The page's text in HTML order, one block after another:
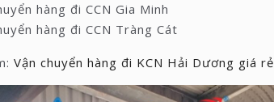
hàng đi CCN Gia Minh
hàng đi CCN Tràng Cát
Vận chuyển hàng đi KCN Hải Dương giá rẻ